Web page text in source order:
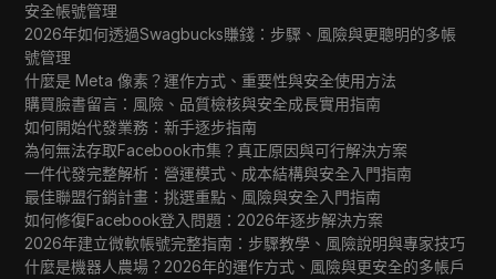
安全帳號管理
2026年如何透過Swagbucks賺錢：步驟、風險與更聰明的多帳
號管理
什麼是 Meta 像素？運作方式、重要性與安全使用方法
購買臉書留言：風險、品質檢核與安全成長實用指南
如何開始代發業務：新手逐步指南
為何無法存取Facebook市集？真正原因與可行解決方案
一件代發完整解析：營運模式、成本結構與安全入門指南
最佳聯盟行銷計畫：挑選重點、風險與安全入門指南
如何修復Facebook登入問題：2026年逐步解決方案
2026年建立微軟帳號完整指南：步驟教學、風險說明與專家技巧
什麼是機器人農場？2026年的運作方式、風險與更安全的多帳戶